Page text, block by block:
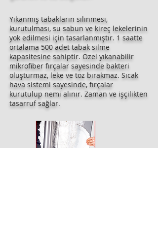
Yıkanmış tabakların silinmesi,
kurutulması, su sabun ve kireç lekelerinin
yok edilmesi için tasarlanmıştır. 1 saatte
ortalama 500 adet tabak silme
kapasitesine sahiptir. Özel yıkanabilir
mikrofiber fırçalar sayesinde bakteri
oluşturmaz, leke ve toz bırakmaz. Sıcak
hava sistemi sayesinde, fırçalar
kurutulup nemi alınır. Zaman ve işçilikten
tasarruf sağlar.